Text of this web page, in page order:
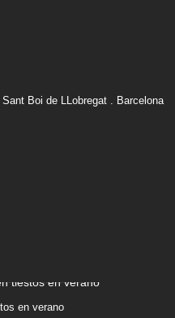
Boi de LLobregat . Barcelona
en verano